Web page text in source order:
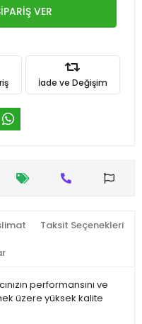
VER
İade ve Değişim
Taksit Seçenekleri
performansını ve
üzere yüksek kalite